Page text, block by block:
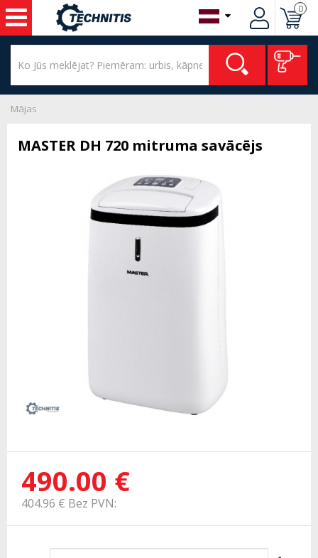
0
Mājas
MASTER DH 720 mitruma savācējs
490.00 €
404.96 € Bez PVN: